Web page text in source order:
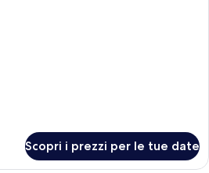
Scopri i prezzi per le tue date